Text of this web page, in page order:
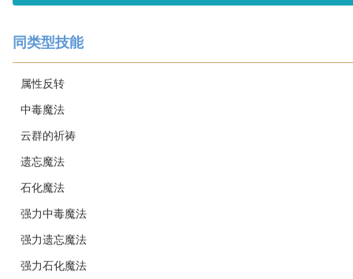
同类型技能
属性反转
中毒魔法
云群的祈祷
遗忘魔法
石化魔法
强力中毒魔法
强力遗忘魔法
强力石化魔法